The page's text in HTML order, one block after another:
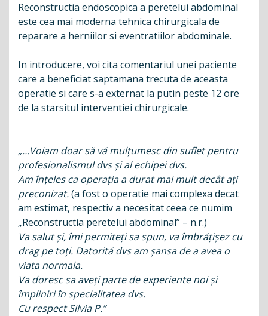
Reconstructia endoscopica a peretelui abdominal
este cea mai moderna tehnica chirurgicala de
reparare a herniilor si eventratiilor abdominale.
In introducere, voi cita comentariul unei paciente
care a beneficiat saptamana trecuta de aceasta
operatie si care s-a externat la putin peste 12 ore
de la starsitul interventiei chirurgicale.
„…Voiam doar să vă mulțumesc din suflet pentru
profesionalismul dvs și al echipei dvs.
Am înțeles ca operația a durat mai mult decât ați
preconizat.(a fost o operatie mai complexa decat
am estimat, respectiv a necesitat ceea ce numim
„Reconstructia peretelui abdominal” – n.r.)
Va salut și, îmi permiteți sa spun, va îmbrățișez cu
drag pe toți. Datorită dvs am șansa de a avea o
viata normala.
Va doresc sa aveți parte de experiente noi și
împliniri în specialitatea dvs.
Cu respect Silvia P.”